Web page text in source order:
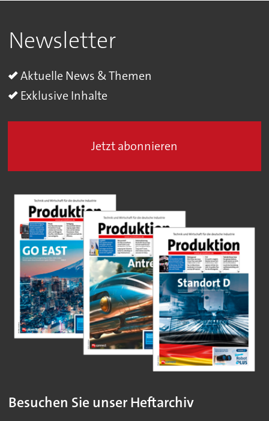
Newsletter
Aktuelle News & Themen
Exklusive Inhalte
Jetzt abonnieren
Besuchen Sie unser Heftarchiv